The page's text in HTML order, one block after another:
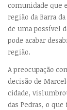
comunidade que
região da Barra
de uma possível
pode acabar
região.
A preocupação
decisão de
cidade,
das Pedras, o